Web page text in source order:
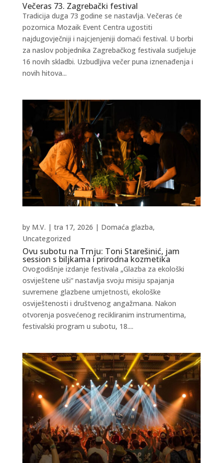
Večeras 73. Zagrebački festival
Tradicija duga 73 godine se nastavlja. Večeras će
pozornica Mozaik Event Centra ugostiti
najdugovječniji i najcjenjeniji domaći festival. U borbi
za naslov pobjednika Zagrebačkog festivala sudjeluje
16 novih skladbi. Uzbudljiva večer puna iznenađenja i
novih hitova...
Ovu subotu na Trnju: Toni Starešinić, jam
session s biljkama i prirodna kozmetika
by M.V. | tra 17, 2026 | Domaća glazba,
Uncategorized
Ovogodišnje izdanje festivala „Glazba za ekološki
osviještene uši“ nastavlja svoju misiju spajanja
suvremene glazbene umjetnosti, ekološke
osviještenosti i društvenog angažmana. Nakon
otvorenja posvećenog recikliranim instrumentima,
festivalski program u subotu, 18....